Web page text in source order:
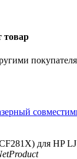
товар
для HP